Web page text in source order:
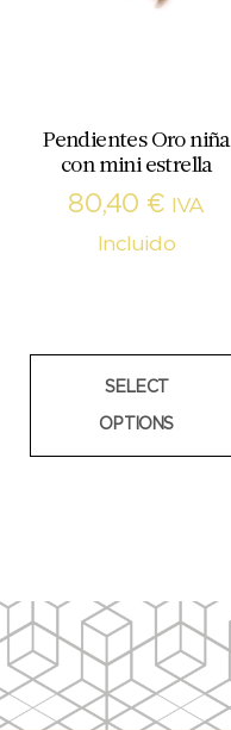
Pendientes Oro niña
con mini estrella
80,40 €
IVA
Incluido
SELECT
OPTIONS